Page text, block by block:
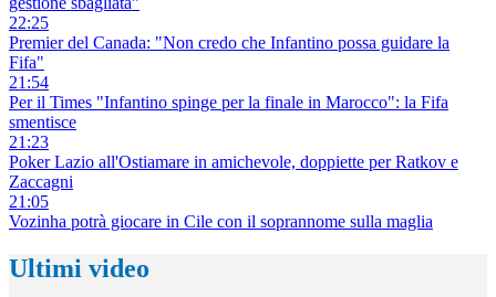
22:25
Premier del Canada: "Non credo che Infantino possa guidare la
Fifa"
21:54
Per il Times "Infantino spinge per la finale in Marocco": la Fifa
smentisce
21:23
Poker Lazio all'Ostiamare in amichevole, doppiette per Ratkov e
Zaccagni
21:05
Vozinha potrà giocare in Cile con il soprannome sulla maglia
Ultimi video